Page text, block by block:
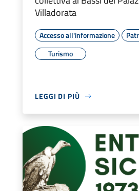
Villadorata
Accesso all'informazione
Turismo
LEGGI DI PIÙ